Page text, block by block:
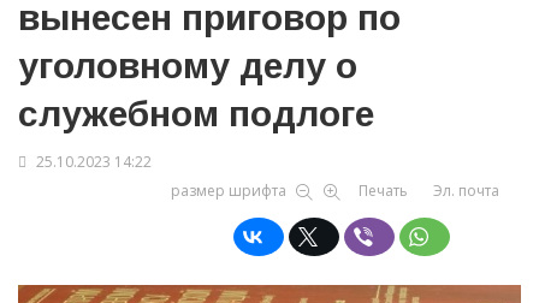
вынесен приговор по
уголовному делу о
служебном подлоге
25.10.2023 14:22
размер шрифта
Печать Эл. почта